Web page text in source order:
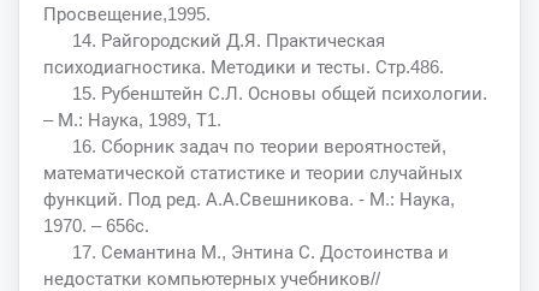
Просвещение,1995.
14. Райгородский Д.Я. Практическая
психодиагностика. Методики и тесты. Стр.486.
15. Рубенштейн С.Л. Основы общей психологии.
– М.: Наука, 1989, Т1.
16. Сборник задач по теории вероятностей,
математической статистике и теории случайных
функций. Под ред. А.А.Свешникова. - М.: Наука,
1970. – 656с.
17. Семантина М., Энтина С. Достоинства и
недостатки компьютерных учебников//